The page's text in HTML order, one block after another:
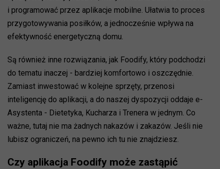
i programować przez aplikacje mobilne. Ułatwia to proces
przygotowywania posiłków, a jednocześnie wpływa na
efektywność energetyczną domu.
Są również inne rozwiązania, jak Foodify, który podchodzi
do tematu inaczej - bardziej komfortowo i oszczędnie.
Zamiast inwestować w kolejne sprzęty, przenosi
inteligencję do aplikacji, a do naszej dyspozycji oddaje e-
Asystenta - Dietetyka, Kucharza i Trenera w jednym. Co
ważne, tutaj nie ma żadnych nakazów i zakazów. Jeśli nie
lubisz ograniczeń, na pewno ich tu nie znajdziesz.
Czy aplikacja Foodify może zastąpić